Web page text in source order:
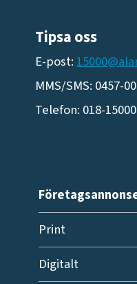
Tipsa oss
E-post:
MMS/SMS: 0457-
Telefon: 018-15000
Print
Digitalt